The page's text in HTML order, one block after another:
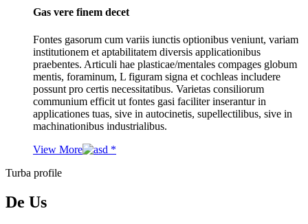
Gas vere finem decet
Fontes gasorum cum variis iunctis optionibus veniunt, variam
institutionem et aptabilitatem diversis applicationibus
praebentes. Articuli hae plasticae/mentales compages globum
mentis, foraminum, L figuram signa et cochleas includere
possunt pro certis necessitatibus. Varietas consiliorum
communium efficit ut fontes gasi faciliter inserantur in
applicationes tuas, sive in autocinetis, supellectilibus, sive in
machinationibus industrialibus.
View More
Turba profile
De Us